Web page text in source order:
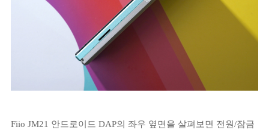
Fiio JM21 안드로이드 DAP의 좌우 옆면을 살펴보면 전원/잠금